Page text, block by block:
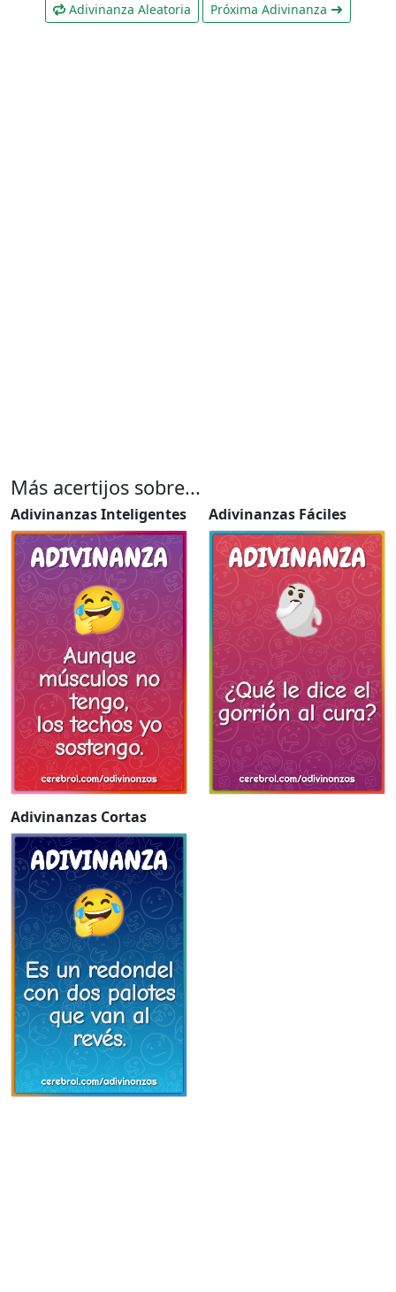
Adivinanza Aleatoria Próxima Adivinanza
Más acertijos sobre...
Adivinanzas Inteligentes Adivinanzas Fáciles
Adivinanzas Cortas